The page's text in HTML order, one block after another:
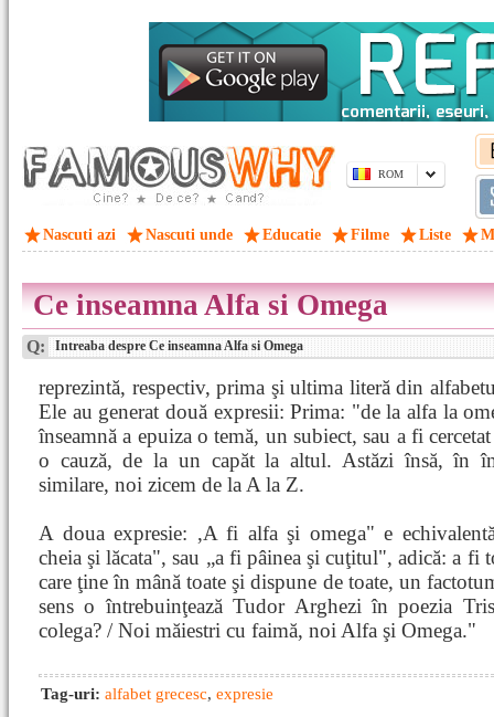
ROM
Nascuti azi Nascuti unde Educatie Filme Liste
Ce inseamna Alfa si Omega
Q: Intreaba despre Ce inseamna Alfa si Omega
reprezintă, respectiv, prima şi ultima literă din
Ele au generat două expresii: Prima: "de la alfa la
înseamnă a epuiza o temă, un subiect, sau a fi
o cauză, de la un capăt la altul. Astăzi însă, în
similare, noi zicem de la A la Z.
A doua expresie: ,A fi alfa şi omega" e
cheia şi lăcata", sau „a fi pâinea şi cuţitul", adică: a fi
care ţine în mână toate şi dispune de toate, un
sens o întrebuinţează Tudor Arghezi în poezia
colega? / Noi măiestri cu faimă, noi Alfa şi Omega."
Tag-uri: alfabet grecesc, expresie